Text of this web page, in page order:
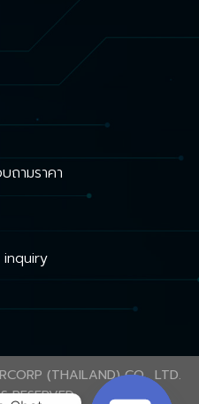
ถามราคา
(THAILAND) CO., LTD.
RESERVED.